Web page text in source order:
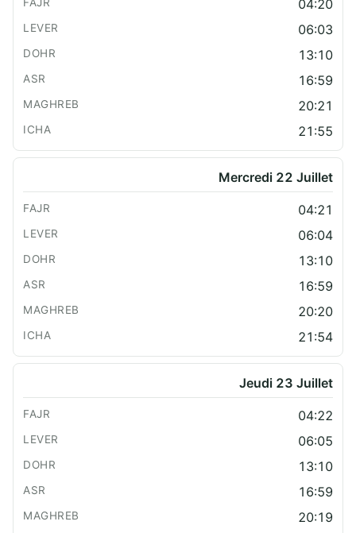
04:20
06:03
13:10
16:59
20:21
21:55
Mercredi 22 Juillet
04:21
06:04
13:10
16:59
20:20
21:54
Jeudi 23 Juillet
04:22
06:05
13:10
16:59
20:19